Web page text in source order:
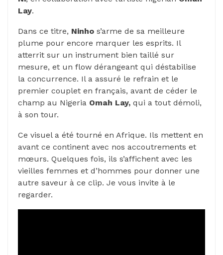
Lay.
Dans ce titre, Ninho s’arme de sa meilleure
plume pour encore marquer les esprits. Il
atterrit sur un instrument bien taillé sur
mesure, et un flow dérangeant qui déstabilise
la concurrence. Il a assuré le refrain et le
premier couplet en français, avant de céder le
champ au Nigeria Omah Lay, qui a tout démoli,
à son tour.
Ce visuel a été tourné en Afrique. Ils mettent en
avant ce continent avec nos accoutrements et
mœurs. Quelques fois, ils s’affichent avec les
vieilles femmes et d’hommes pour donner une
autre saveur à ce clip. Je vous invite à le
regarder.